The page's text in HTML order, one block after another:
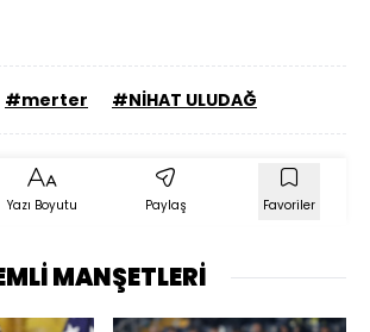
#merter #NİHAT ULUDAĞ
Yazı Boyutu Paylaş Favoriler
MANŞETLERİ